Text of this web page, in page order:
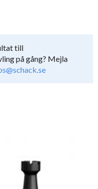
till
på gång? Mejla